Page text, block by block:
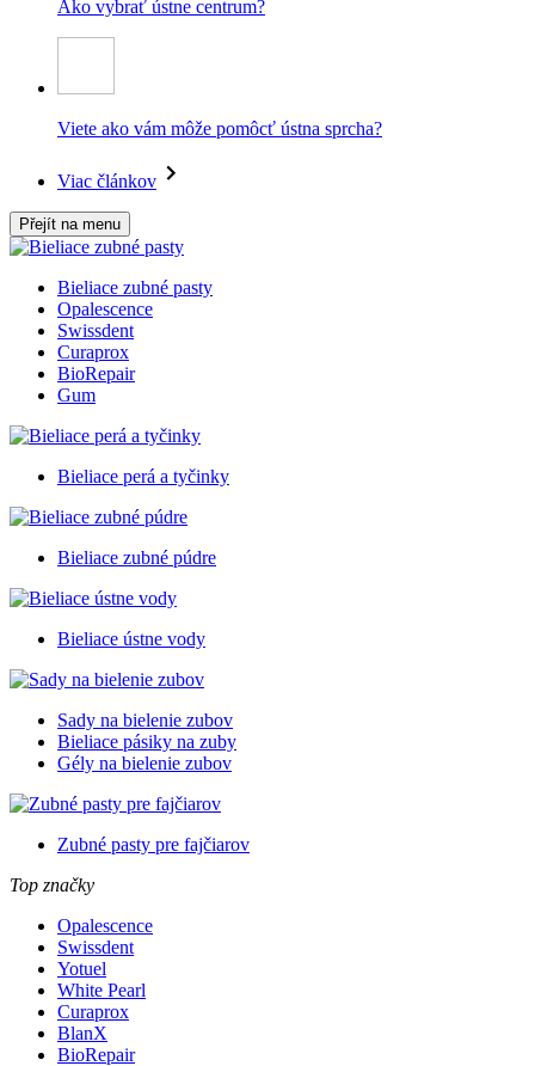
Ako vybrať ústne centrum?
Viete ako vám môže pomôcť ústna sprcha?
Viac článkov
Přejít na menu
Bieliace zubné pasty
Opalescence
Swissdent
Curaprox
BioRepair
Gum
Bieliace perá a tyčinky
Bieliace zubné púdre
Bieliace ústne vody
Sady na bielenie zubov
Bieliace pásiky na zuby
Gély na bielenie zubov
Zubné pasty pre fajčiarov
Top značky
Opalescence
Swissdent
Yotuel
White Pearl
Curaprox
BlanX
BioRepair